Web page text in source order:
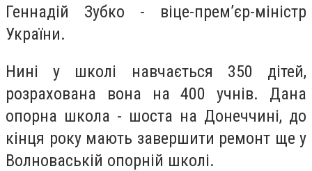
Геннадій Зубко - віце-прем’єр-міністр
України.
Нині у школі навчається 350 дітей,
розрахована вона на 400 учнів. Дана
опорна школа - шоста на Донеччині, до
кінця року мають завершити ремонт ще у
Волноваській опорній школі.